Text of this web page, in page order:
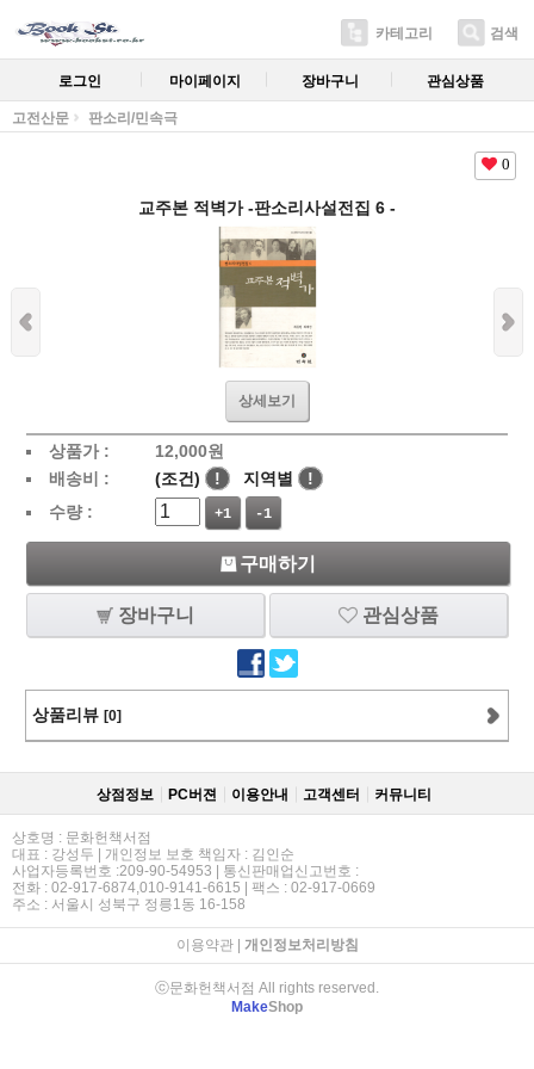
카테고리 검색
로그인 마이페이지 장바구니 관심상품
고전산문 판소리/민속극
0
교주본 적벽가 -판소리사설전집 6 -
상세보기
상품가 : 12,000원
배송비 :
(조건) ! 지역별
!
수량 :
+1 -1
구매하기
장바구니 관심상품
상품리뷰 [0]
상점정보 PC버젼 이용안내 고객센터 커뮤니티
상호명 : 문화헌책서점
대표 : 강성두 | 개인정보 보호 책임자 : 김인순
사업자등록번호 :209-90-54953 | 통신판매업신고번호 :
전화 : 02-917-6874,010-9141-6615 | 팩스 : 02-917-0669
주소 : 서울시 성북구 정릉1동 16-158
이용약관| 개인정보처리방침
ⓒ문화헌책서점 All rights reserved.
MakeShop